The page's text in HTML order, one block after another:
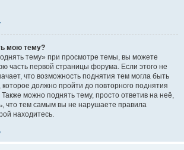
мою тему?
тему» при просмотре темы, вы можете
часть первой страницы форума. Если этого не
что возможность поднятия тем могла быть
должно пройти до повторного поднятия
можно поднять тему, просто ответив на неё,
что тем самым вы не нарушаете правила
находитесь.